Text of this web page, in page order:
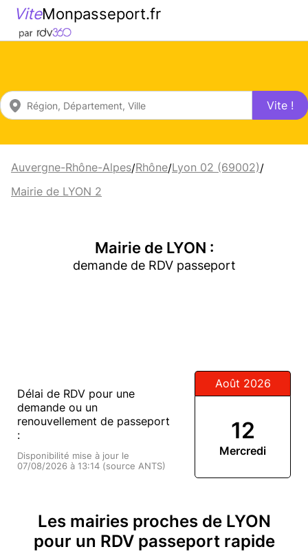
ViteMonpasseport.fr
Vite !
Auvergne-Rhône-Alpes/Rhône/Lyon 02 (69002)/
Mairie de LYON 2
Mairie de LYON :
demande de RDV passeport
Délai de RDV pour une
demande ou un
renouvellement de passeport
:
Disponibilité mise à jour le
07/08/2026 à 13:14 (source ANTS)
Août 2026
12
Mercredi
Les mairies proches de LYON
pour un RDV passeport rapide